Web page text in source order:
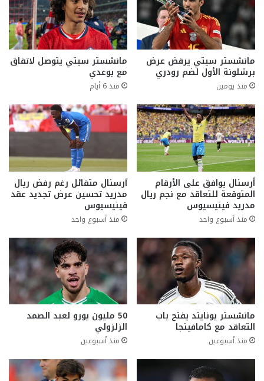
مانشستر سيتي يرفض عرض
برشلونة الأول لضم رودري
منذ يومين
مانشستر سيتي يتوصل لاتفاق
مع بوعدي
منذ 6 أيام
أرسنال يوافق على الأرقام
المتوقعة للتعاقد مع نجم ريال
مدريد فينيسيوس
منذ أسبوع واحد
آرسنال متفائل رغم رفض ريال
مدريد تحسين عرض تجديد عقد
فينيسيوس
منذ أسبوع واحد
مانشستر يونايتد يفتح باب
التعاقد مع كامافينجا
منذ أسبوعين
50 مليون يورو لعبد الصمد
الزلزولي
منذ أسبوعين